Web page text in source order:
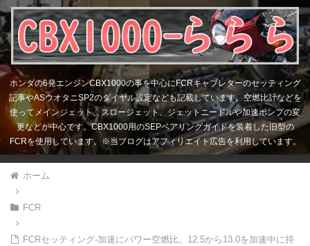
ホンダの6発エンジンCBX1000の事を中心にFCRキャブレターのセッティング
記事やASウオタニSP2のダイヤル設定なども記載しています。空燃比計などを
使ってメインジェット、スロージェット、ジェットニードルや加速ポンプの変
更などが中心です。CBX1000用のSEPベアリングガイドを装着した旧型の
FCRを使用しています。※当ブログはアフィリエイト広告を利用しています。
ホーム
FCR
FCRセッティング-加速にパワー空燃比。12.5から13.0を加速中に持